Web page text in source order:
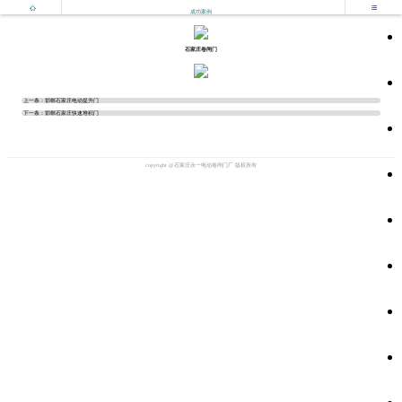

成功案例

石家庄卷闸门
上一条： 邯郸石家庄电动提升门
下一条： 邯郸石家庄快速堆积门
copyright @石家庄永一电动卷闸门厂 版权所有